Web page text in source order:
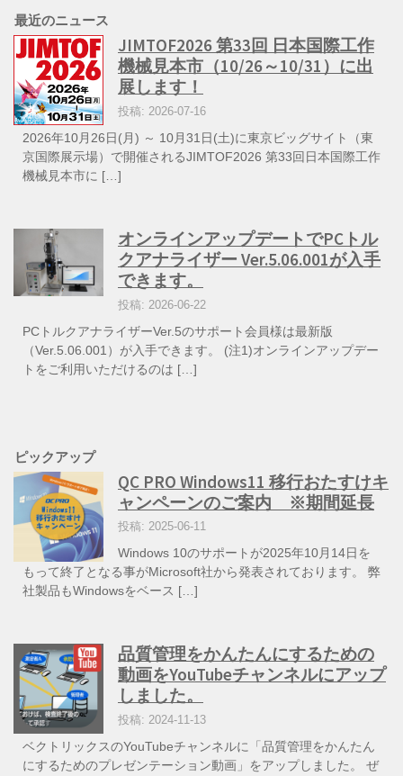
最近のニュース
JIMTOF2026 第33回 日本国際工作
機械見本市（10/26～10/31）に出
展します！
投稿: 2026-07-16
2026年10月26日(月) ～ 10月31日(土)に東京ビッグサイト（東
京国際展示場）で開催されるJIMTOF2026 第33回日本国際工作
機械見本市に […]
オンラインアップデートでPCトル
クアナライザー Ver.5.06.001が入手
できます。
投稿: 2026-06-22
PCトルクアナライザーVer.5のサポート会員様は最新版
（Ver.5.06.001）が入手できます。 (注1)オンラインアップデー
トをご利用いただけるのは […]
ピックアップ
QC PRO Windows11 移行おたすけキ
ャンペーンのご案内 ※期間延長
投稿: 2025-06-11
Windows 10のサポートが2025年10月14日を
もって終了となる事がMicrosoft社から発表されております。 弊
社製品もWindowsをベース […]
品質管理をかんたんにするための
動画をYouTubeチャンネルにアップ
しました。
投稿: 2024-11-13
ベクトリックスのYouTubeチャンネルに「品質管理をかんたん
にするためのプレゼンテーション動画」をアップしました。 ぜ